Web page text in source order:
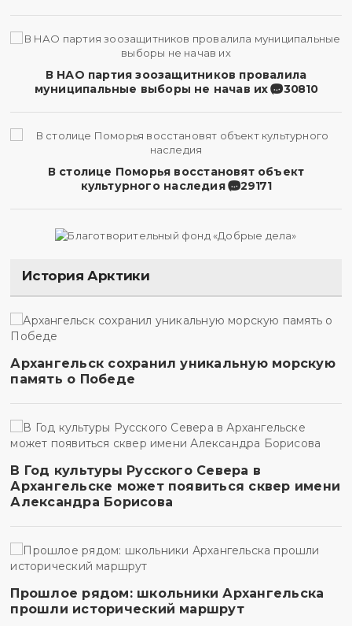
В НАО партия зоозащитников провалила
муниципальные выборы не начав их
30810
В столице Поморья восстановят объект
культурного наследия
29171
История Арктики
Архангельск сохранил уникальную морскую
память о Победе
В Год культуры Русского Севера в
Архангельске может появиться сквер имени
Александра Борисова
Прошлое рядом: школьники Архангельска
прошли исторический маршрут